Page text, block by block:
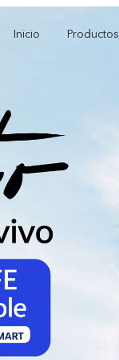
Inicio Productos